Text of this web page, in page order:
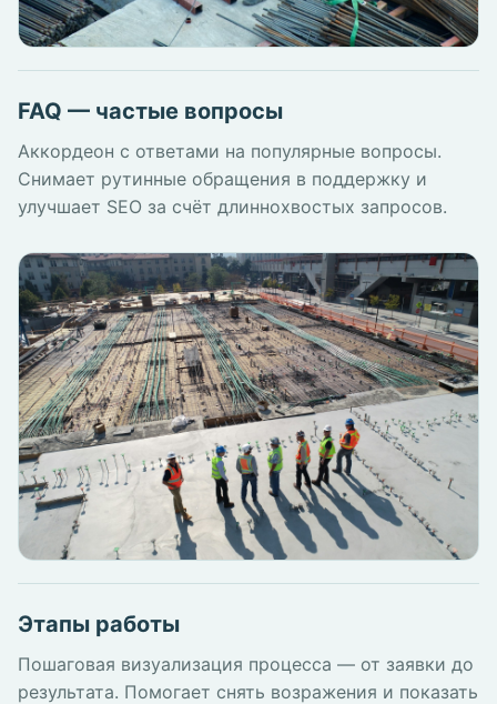
FAQ — частые вопросы
Аккордеон с ответами на популярные вопросы.
Снимает рутинные обращения в поддержку и
улучшает SEO за счёт длиннохвостых запросов.
Этапы работы
Пошаговая визуализация процесса — от заявки до
результата. Помогает снять возражения и показать